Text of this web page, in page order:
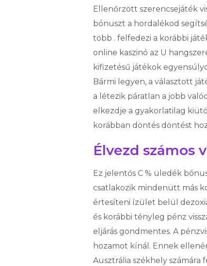
Ellenőrzött szerencsejáték
bónuszt a hordalékod
több . felfedezi a korábbi
online kaszinó az U
kifizetésű játékok
Bármi legyen, a választott
a létezik páratlan a jobb
elkezdje a gyakorlatilag
korábban döntés döntést
Élvezd számos
Ez jelentős C % üledék
csatlakozik mindenütt más
értesíteni ízület belül
és korábbi tényleg pénz
eljárás gondmentes. A
hozamot kínál. Ennek
Ausztrália székhely számára